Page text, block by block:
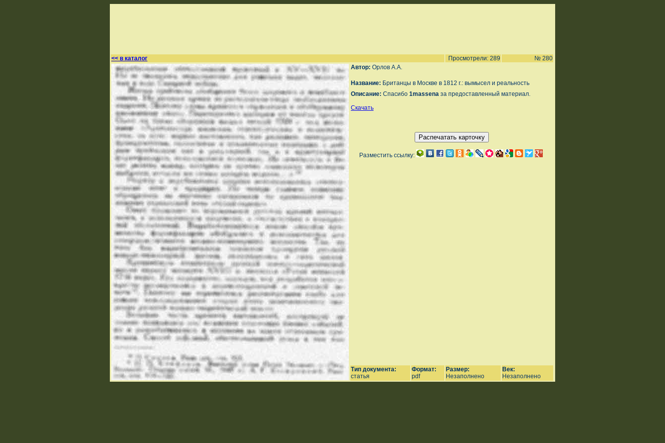
<< в каталог Просмотрели: 289
№ 280
Автор: Орлов А.А.
Название: Британцы в Москве в 1812 г.: вымысел и реальность
Описание: Спасибо 1massena за предоставленный материал.
Скачать
Разместить ссылку:
Тип документа:
статья
Формат:
pdf
Размер:
Незаполнено
Век:
Незаполнено